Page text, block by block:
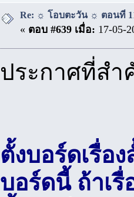
Re: ☼ โอบตะวัน ☼ ตอนที่ 11
« ตอบ #639 เมื่อ: 17-05-
ประกาศที่ส
ตั้งบอร์ดเรื่อ
บอร์ดนี้ ถ้าเ